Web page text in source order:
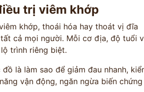
trị viêm khớp
khớp, thoái hóa hay thoát vị đĩa
cả mọi người. Mỗi cơ địa, độ tuổi
trình riêng biệt.
là làm sao để giảm đau nhanh,
vận động, ngăn ngừa biến chứng